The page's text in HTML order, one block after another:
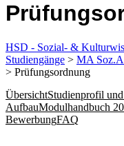
HSD - Sozial- &
Studiengänge > MA
> Prüfungsordnung
ÜbersichtStudienprofil
AufbauModulhandbuch
BewerbungFAQ